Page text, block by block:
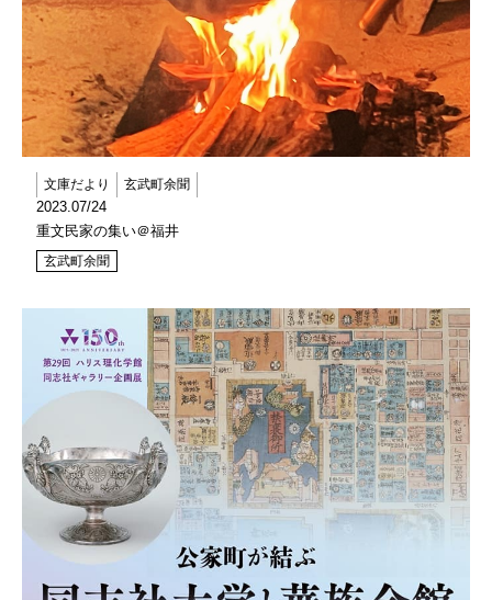
文庫だより 玄武町余聞
2023.07/24
重文民家の集い＠福井
玄武町余聞